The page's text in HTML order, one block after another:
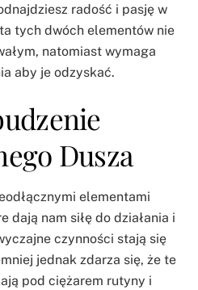
radość i pasję w
tych dwóch elementów nie
natomiast wymaga
aby je odzyskać.
Dusza
elementami
dają nam siłę do działania i
czynności stają się
jednak zdarza się, że te
pod ciężarem rutyny i